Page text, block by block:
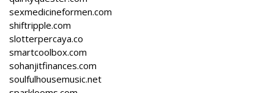
sexmedicineformen.com
shiftripple.com
slotterpercaya.co
smartcoolbox.com
sohanjitfinances.com
soulfulhousemusic.net